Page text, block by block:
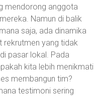
mendorong anggota
Namun di balik
saja, ada dinamika
rekrutmen yang tidak
pasar lokal. Pada
kita lebih menikmati
membangun tim?
testimoni sering